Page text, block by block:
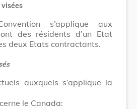
visées
s’applique aux
des résidents d’un Etat
deux Etats contractants.
auxquels s’applique la
le Canada: